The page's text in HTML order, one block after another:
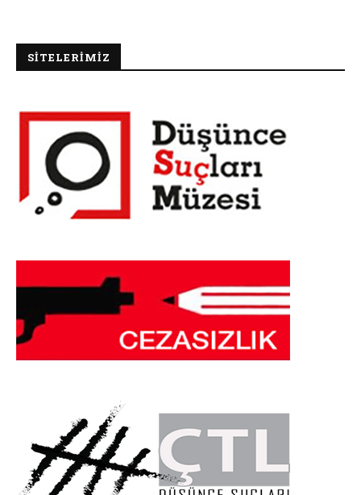
SİTELERİMİZ